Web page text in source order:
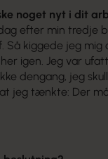
noget nyt i dit
efter min tredje
Så kiggede jeg mig
igen. Jeg var
dengang, jeg
at jeg tænkte: Der